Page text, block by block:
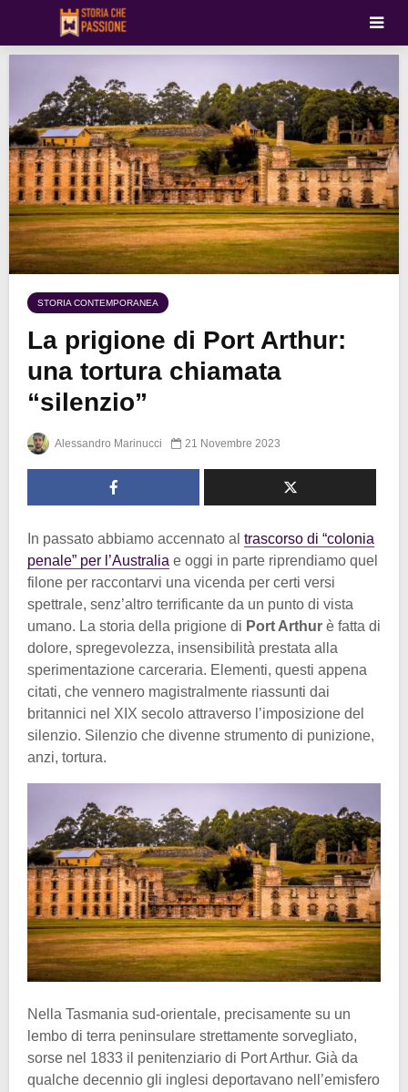
STORIA CONTEMPORANEA
La prigione di Port Arthur:
una tortura chiamata
“silenzio”
Alessandro Marinucci 21 Novembre 2023
In passato abbiamo accennato al trascorso di “colonia
penale” per l’Australia e oggi in parte riprendiamo quel
filone per raccontarvi una vicenda per certi versi
spettrale, senz’altro terrificante da un punto di vista
umano. La storia della prigione di Port Arthur è fatta di
dolore, spregevolezza, insensibilità prestata alla
sperimentazione carceraria. Elementi, questi appena
citati, che vennero magistralmente riassunti dai
britannici nel XIX secolo attraverso l’imposizione del
silenzio. Silenzio che divenne strumento di punizione,
anzi, tortura.
Nella Tasmania sud-orientale, precisamente su un
lembo di terra peninsulare strettamente sorvegliato,
sorse nel 1833 il penitenziario di Port Arthur. Già da
qualche decennio gli inglesi deportavano nell’emisfero